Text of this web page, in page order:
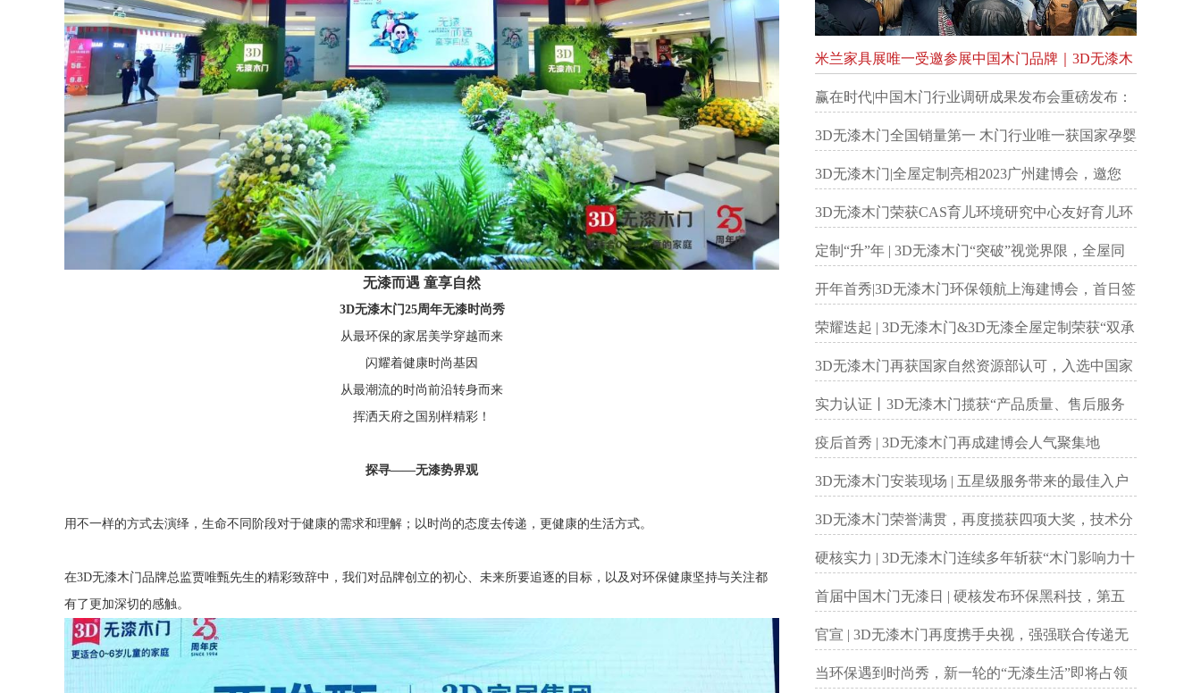
无漆而遇 童享自然
3D无漆木门25周年无漆时尚秀
从最环保的家居美学穿越而来
闪耀着健康时尚基因
从最潮流的时尚前沿转身而来
挥洒天府之国别样精彩！
探寻——无漆势界观
用不一样的方式去演绎，生命不同阶段对于健康的需求和理解；以时尚的态度去传递，更健康的生活方式。
在3D无漆木门品牌总监贾唯甄先生的精彩致辞中，我们对品牌创立的初心、未来所要追逐的目标，以及对环保健康坚持与关注都
有了更加深切的感触。
米兰家具展唯一受邀参展中国木门品牌｜3D无漆木
门登陆米兰家具展
赢在时代|中国木门行业调研成果发布会重磅发布：
3D无漆木门 全国销量第一
3D无漆木门全国销量第一 木门行业唯一获国家孕婴
网认证企业
3D无漆木门|全屋定制亮相2023广州建博会，邀您
联“首”共赢
3D无漆木门荣获CAS育儿环境研究中心友好育儿环
境产品认证
定制“升”年 | 3D无漆木门“突破”视觉界限，全屋同
款同色一体定制持续升温
开年首秀|3D无漆木门环保领航上海建博会，首日签
单突破50余组！！
荣耀迭起 | 3D无漆木门&3D无漆全屋定制荣获“双承
诺活动单位”及“定制示范品牌”双殊荣！
3D无漆木门再获国家自然资源部认可，入选中国家
居百强品牌
实力认证丨3D无漆木门揽获“产品质量、售后服务
双承诺活动单位”和“经销商认可品牌”双项殊荣！
疫后首秀 | 3D无漆木门再成建博会人气聚集地
3D无漆木门安装现场 | 五星级服务带来的最佳入户
体验
3D无漆木门荣誉满贯，再度揽获四项大奖，技术分
享与行业共享发展
硬核实力 | 3D无漆木门连续多年斩获“木门影响力十
大品牌”桂冠
首届中国木门无漆日 | 硬核发布环保黑科技，第五
代无漆技术引发行业环保再升级！
官宣 | 3D无漆木门再度携手央视，强强联合传递无
漆环保理念！
当环保遇到时尚秀，新一轮的“无漆生活”即将占领